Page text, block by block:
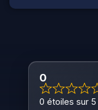
0
0 étoiles sur 5